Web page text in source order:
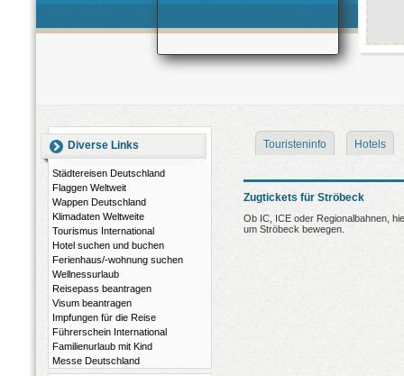
Diverse Links
Städtereisen Deutschland
Flaggen Weltweit
Wappen Deutschland
Klimadaten Weltweite
Tourismus International
Hotel suchen und buchen
Ferienhaus/-wohnung suchen
Wellnessurlaub
Reisepass beantragen
Visum beantragen
Impfungen für die Reise
Führerschein International
Familienurlaub mit Kind
Messe Deutschland
Touristeninfo Hotels
Zugtickets für Ströbeck
Ob IC, ICE oder Regionalbahnen,
um Ströbeck bewegen.